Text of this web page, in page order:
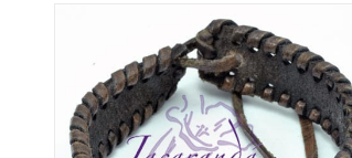
AÑADIR AL CARRITO /